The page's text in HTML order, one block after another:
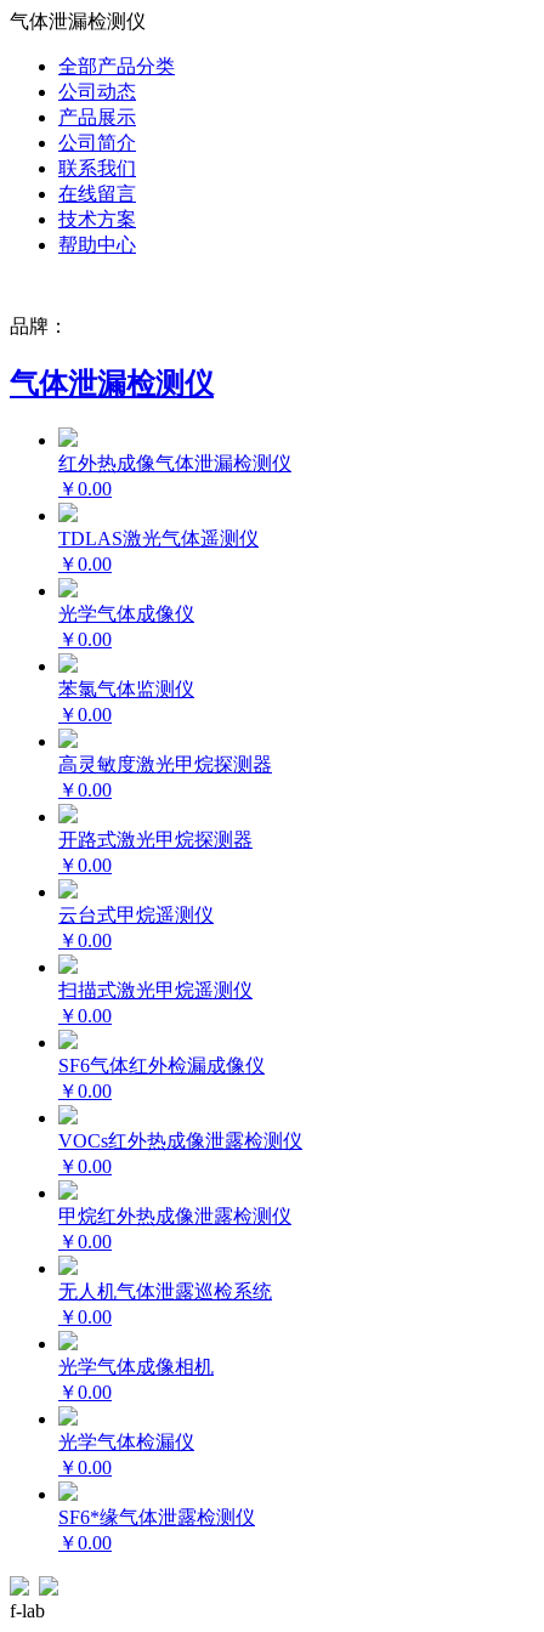
气体泄漏检测仪
全部产品分类
公司动态
产品展示
公司简介
联系我们
在线留言
技术方案
帮助中心
品牌：
气体泄漏检测仪
红外热成像气体泄漏检测仪
￥0.00
TDLAS激光气体遥测仪
￥0.00
光学气体成像仪
￥0.00
苯氯气体监测仪
￥0.00
高灵敏度激光甲烷探测器
￥0.00
开路式激光甲烷探测器
￥0.00
云台式甲烷遥测仪
￥0.00
扫描式激光甲烷遥测仪
￥0.00
SF6气体红外检漏成像仪
￥0.00
VOCs红外热成像泄露检测仪
￥0.00
甲烷红外热成像泄露检测仪
￥0.00
无人机气体泄露巡检系统
￥0.00
光学气体成像相机
￥0.00
光学气体检漏仪
￥0.00
SF6*缘气体泄露检测仪
￥0.00
f-lab